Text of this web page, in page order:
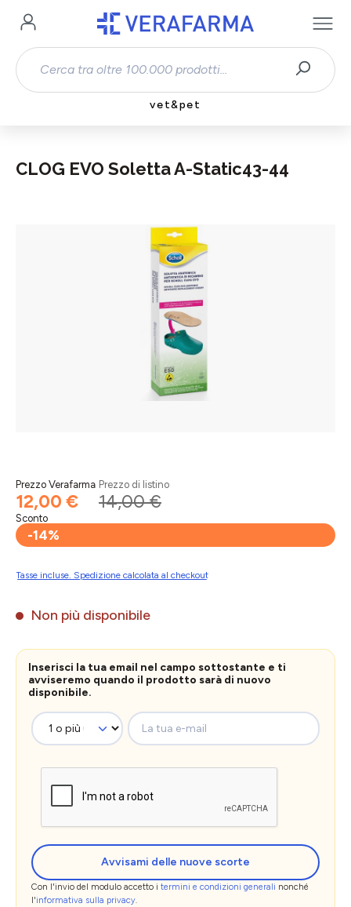
Passa al contenuto principale
vet&pet
CLOG EVO Soletta A-Static43-44
Salta la galleria di immagini
Prezzo Verafarma
12,00 €
Prezzo di listino
14,00 €
Sconto
-14%
Tasse incluse. Spedizione calcolata al checkout
Non più disponibile
Inserisci la tua email nel campo sottostante e ti
avviseremo quando il prodotto sarà di nuovo
disponibile.
La tua e-mail
Avvisami delle nuove scorte
Con l'invio del modulo accetto i termini e condizioni generali nonché
l'informativa sulla privacy.